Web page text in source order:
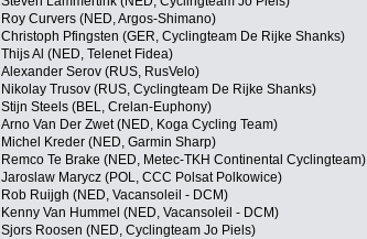
Roy Curvers (NED, Argos-Shimano)
Christoph Pfingsten (GER, Cyclingteam De Rijke Shanks)
Thijs Al (NED, Telenet Fidea)
Alexander Serov (RUS, RusVelo)
Nikolay Trusov (RUS, Cyclingteam De Rijke Shanks)
Stijn Steels (BEL, Crelan-Euphony)
Arno Van Der Zwet (NED, Koga Cycling Team)
Michel Kreder (NED, Garmin Sharp)
Remco Te Brake (NED, Metec-TKH Continental Cyclingteam)
Jaroslaw Marycz (POL, CCC Polsat Polkowice)
Rob Ruijgh (NED, Vacansoleil - DCM)
Kenny Van Hummel (NED, Vacansoleil - DCM)
Sjors Roosen (NED, Cyclingteam Jo Piels)